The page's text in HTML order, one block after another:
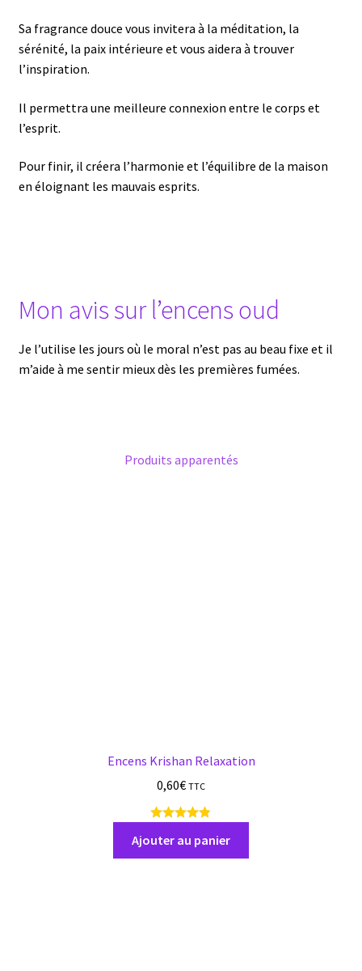
Sa fragrance douce vous invitera à la méditation, la
sérénité, la paix intérieure et vous aidera à trouver
l’inspiration.
Il permettra une meilleure connexion entre le corps et
l’esprit.
Pour finir, il créera l’harmonie et l’équilibre de la maison
en éloignant les mauvais esprits.
Mon avis sur l’encens oud
Je l’utilise les jours où le moral n’est pas au beau fixe et il
m’aide à me sentir mieux dès les premières fumées.
Produits apparentés
Encens Krishan Relaxation
0,60€ TTC
Ajouter au panier